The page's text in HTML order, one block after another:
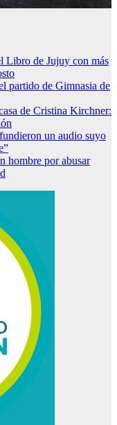
Libro de Jujuy con más
partido de Gimnasia de
de Cristina Kirchner:
un audio suyo
hombre por abusar